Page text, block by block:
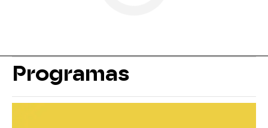
Programas